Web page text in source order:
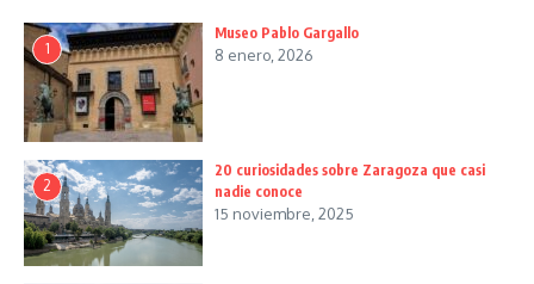
1
Museo Pablo Gargallo
8 enero, 2026
2
20 curiosidades sobre Zaragoza que casi
nadie conoce
15 noviembre, 2025